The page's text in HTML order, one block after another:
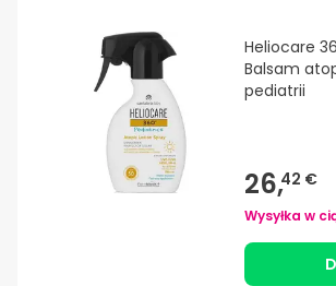
Heliocare
Balsam
pediatrii
26,42 €
Wysyłka w